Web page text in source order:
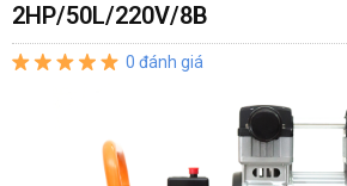
2HP/50L/220V/8B
0 đánh giá